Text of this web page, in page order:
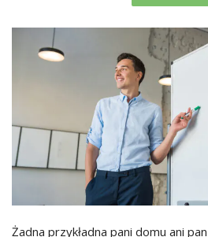
Żadna przykładna pani domu ani